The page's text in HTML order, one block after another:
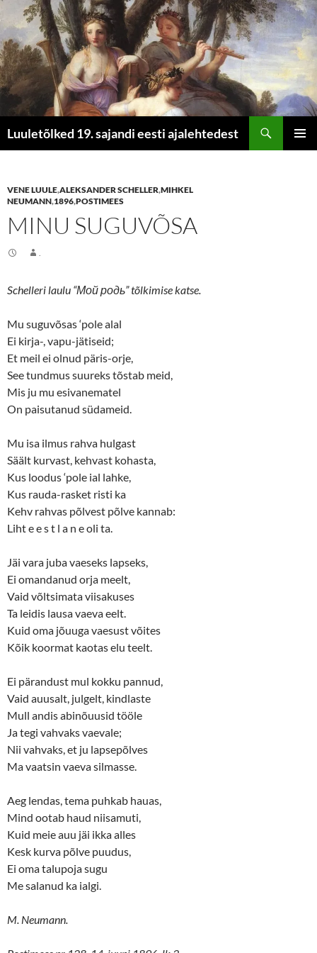
Luuletõlked 19. sajandi eesti ajalehtedest
VENE LUULE,ALEKSANDER SCHELLER,MIHKEL
NEUMANN,1896,POSTIMEES
MINU SUGUVÕSA
Schelleri laulu “Мой родь” tõlkimise katse.
Mu suguvõsas ‘pole alal
Ei kirja-, vapu-jätiseid;
Et meil ei olnud päris-orje,
See tundmus suureks tõstab meid,
Mis ju mu esivanematel
On paisutanud südameid.
Mu isa ilmus rahva hulgast
Säält kurvast, kehvast kohasta,
Kus loodus ‘pole ial lahke,
Kus rauda-rasket risti ka
Kehv rahvas põlvest põlve kannab:
Liht e e s t l a n e oli ta.
Jäi vara juba vaeseks lapseks,
Ei omandanud orja meelt,
Vaid võltsimata viisakuses
Ta leidis lausa vaeva eelt.
Kuid oma jõuuga vaesust võites
Kõik koormat kaotas elu teelt.
Ei pärandust mul kokku pannud,
Vaid auusalt, julgelt, kindlaste
Mull andis abinõuusid tööle
Ja tegi vahvaks vaevale;
Nii vahvaks, et ju lapsepõlves
Ma vaatsin vaeva silmasse.
Aeg lendas, tema puhkab hauas,
Mind ootab haud niisamuti,
Kuid meie auu jäi ikka alles
Kesk kurva põlve puudus,
Ei oma talupoja sugu
Me salanud ka ialgi.
M. Neumann.